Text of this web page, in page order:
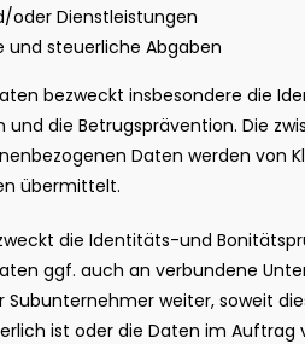
oder Dienstleistungen
und steuerliche Abgaben
bezweckt insbesondere die
die Betrugsprävention. Die
Daten werden von
übermittelt.
die Identitäts-und
ggf. auch an verbundene
Subunternehmer weiter, soweit
ist oder die Daten im Auftrag